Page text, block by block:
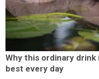
Why this ordinary
best every day